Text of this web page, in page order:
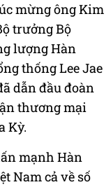
mừng ông Kim
trưởng Bộ
lượng Hàn
thống Lee Jae
dẫn đầu đoàn
thương mại
Kỳ.
mạnh Hàn
Nam cả về số